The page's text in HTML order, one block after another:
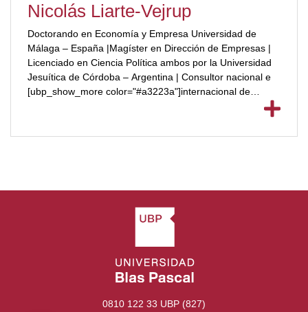
Nicolás Liarte-Vejrup
Doctorando en Economía y Empresa Universidad de
Málaga – España |Magíster en Dirección de Empresas |
Licenciado en Ciencia Política ambos por la Universidad
Jesuítica de Córdoba – Argentina | Consultor nacional e
[ubp_show_more color="#a3223a"]internacional de
Empresarial | Docente de postgrado en UBP, UNC, UE21,
UADE.[/ubp_show_more]
0810 122 33 UBP (827)